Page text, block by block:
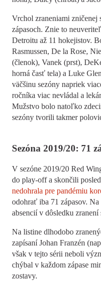
Vrchol zraneniami zničenej
zápasoch. Znie to
Detroitu až 11 hokejistov.
Rasmussen, De la Rose,
(členok), Vanek (prst),
horná časť tela) a Luke
väčšinu sezóny napriek
ročníka viac nevládal a
Mužstvo bolo natoľko
sezóny tvorili takmer
Sezóna 2019/20: 71
V sezóne 2019/20 Red
do play-off a skončili
nedohrala pre pandémiu
odohrať iba 71 zápasov.
absencií v dôsledku
Na listine dlhodobo
zapísaní Johan Franzén
však v tejto sérii neboli
chýbal v každom zápase
zostavy.